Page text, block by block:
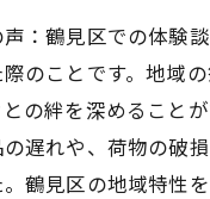
：鶴見区での体験
のことです。地域
の絆を深めること
遅れや、荷物の破
鶴見区の地域特性